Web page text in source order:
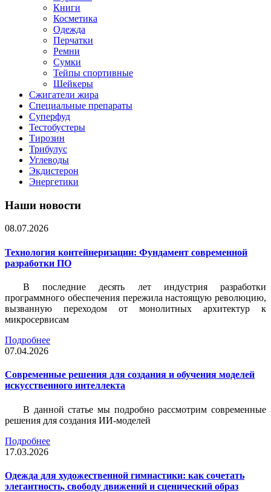
Книги
Косметика
Одежда
Перчатки
Ремни
Сумки
Тейпы спортивные
Шейкеры
Сжигатели жира
Специальные препараты
Суперфуд
Тестобустеры
Тирозин
Трибулус
Углеводы
Экдистерон
Энергетики
Наши новости
08.07.2026
Технология контейнеризации: Фундамент современной
разработки ПО
В последние десять лет индустрия разработки
программного обеспечения пережила настоящую революцию,
вызванную переходом от монолитных архитектур к
микросервисам
Подробнее
07.04.2026
Современные решения для создания и обучения моделей
искусственного интеллекта
В данной статье мы подробно рассмотрим современные
решения для создания ИИ-моделей
Подробнее
17.03.2026
Одежда для художественной гимнастики: как сочетать
элегантность, свободу движений и сценический образ